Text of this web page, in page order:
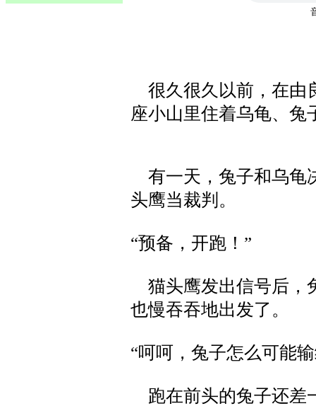
很久很久以前，在由
座小山里住着乌龟、兔
有一天，兔子和乌龟
头鹰当裁判。
“预备，开跑！”
猫头鹰发出信号后，
也慢吞吞地出发了。
“呵呵，兔子怎么可能
跑在前头的兔子还差